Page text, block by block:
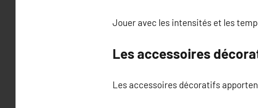
Jouer avec les intensités et les
Les accessoires
Les accessoires décoratifs